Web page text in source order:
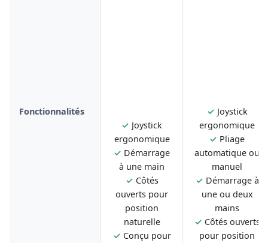
Fonctionnalités
✓ Joystick
ergonomique
✓ Démarrage
à une main
✓ Côtés
ouverts pour
position
naturelle
✓ Conçu pour
✓ Joystick
ergonomique
✓ Pliage
automatique ou
manuel
✓ Démarrage à
une ou deux
mains
✓ Côtés ouverts
pour position